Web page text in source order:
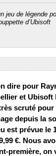
jeu de légende
d’Ubisoft
dire pour
et
scruté
depuis la
est prévue le
€. Nous
première, on